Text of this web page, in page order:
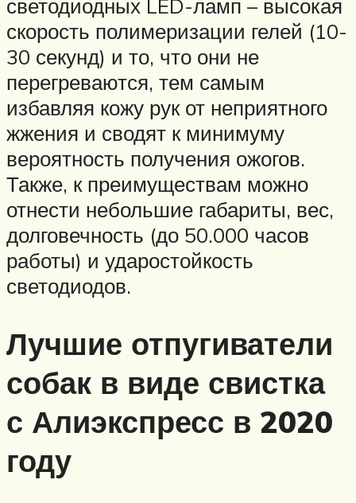
светодиодных LED-ламп – высокая
скорость полимеризации гелей (10-
30 секунд) и то, что они не
перегреваются, тем самым
избавляя кожу рук от неприятного
жжения и сводят к минимуму
вероятность получения ожогов.
Также, к преимуществам можно
отнести небольшие габариты, вес,
долговечность (до 50.000 часов
работы) и ударостойкость
светодиодов.
Лучшие отпугиватели
собак в виде свистка
с Алиэкспресс в 2020
году